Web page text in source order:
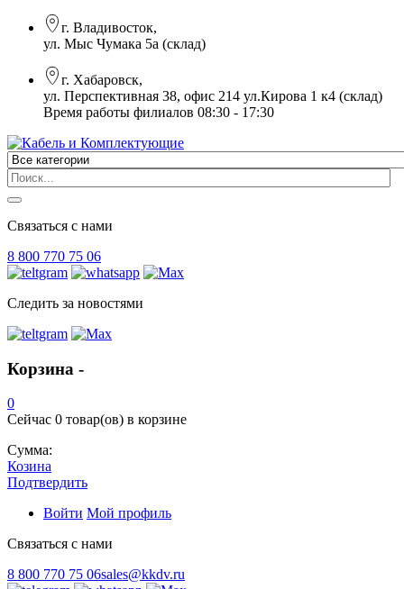
г. Владивосток,
ул. Мыс Чумака 5а (склад)
г. Хабаровск,
ул. Перспективная 38, офис 214 ул.Кирова 1 к4 (склад)
Время работы филиалов 08:30 - 17:30
Связаться с нами
8 800 770 75 06
Следить за новостями
Корзина -
0
Сейчас 0 товар(ов) в корзине
Сумма:
Козина
Подтвердить
Войти Мой профиль
Связаться с нами
8 800 770 75 06sales@kkdv.ru